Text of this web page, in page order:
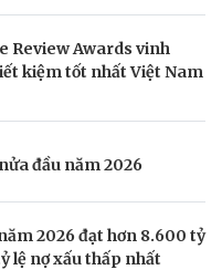
Review Awards vinh
kiệm tốt nhất Việt Nam
đầu năm 2026
2026 đạt hơn 8.600 tỷ
lệ nợ xấu thấp nhất